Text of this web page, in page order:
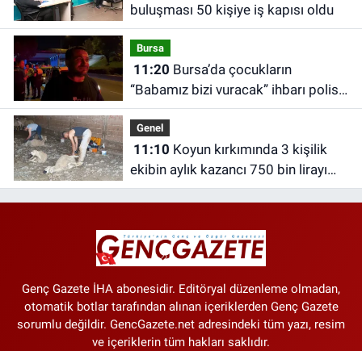
buluşması 50 kişiye iş kapısı oldu
Bursa
11:20
“Babamız bizi vuracak” ihbarı polisi
harekete geçirdi
Genel
11:10
ekibin aylık kazancı 750 bin lirayı
aşıyor
Genç Gazete İHA abonesidir. Editöryal düzenleme olmadan,
otomatik botlar tarafından alınan içeriklerden Genç Gazete
sorumlu değildir. GencGazete.net adresindeki tüm yazı, resim
ve içeriklerin tüm hakları saklıdır.